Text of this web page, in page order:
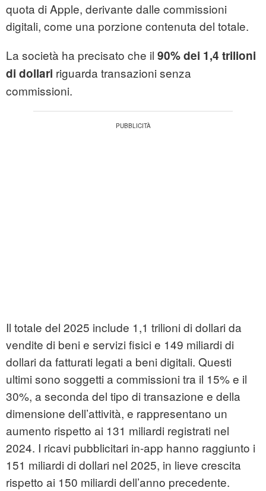
quota di Apple, derivante dalle commissioni
digitali, come una porzione contenuta del totale.
La società ha precisato che il 90% dei 1,4 trilioni
di dollari riguarda transazioni senza
commissioni.
Il totale del 2025 include 1,1 trilioni di dollari da
vendite di beni e servizi fisici e 149 miliardi di
dollari da fatturati legati a beni digitali. Questi
ultimi sono soggetti a commissioni tra il 15% e il
30%, a seconda del tipo di transazione e della
dimensione dell’attività, e rappresentano un
aumento rispetto ai 131 miliardi registrati nel
2024. I ricavi pubblicitari in-app hanno raggiunto i
151 miliardi di dollari nel 2025, in lieve crescita
rispetto ai 150 miliardi dell’anno precedente.